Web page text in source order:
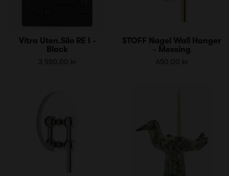
Vitra Uten.Silo RE I -
Black
3 550,00 kr
STOFF Nagel Wall Hanger
- Messing
650,00 kr